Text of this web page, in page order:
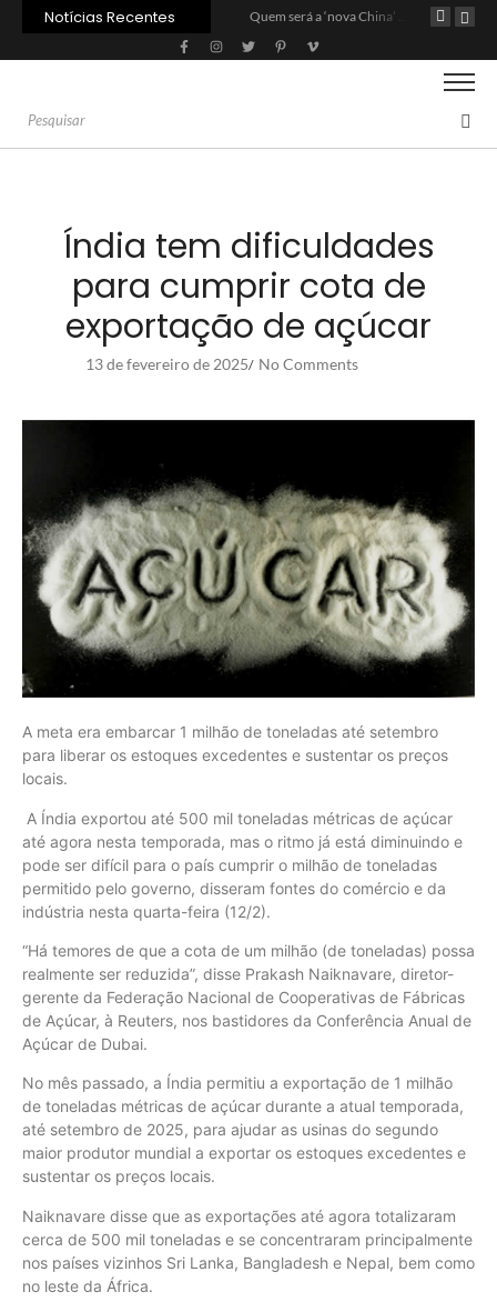
Notícias Recentes Quem será a ‘nova China’ do agro quando o apetite de Pequim acabar?
Índia tem dificuldades
para cumprir cota de
exportação de açúcar
13 de fevereiro de 2025/ No Comments
A meta era embarcar 1 milhão de toneladas até setembro
para liberar os estoques excedentes e sustentar os preços
locais.
A Índia exportou até 500 mil toneladas métricas de açúcar
até agora nesta temporada, mas o ritmo já está diminuindo e
pode ser difícil para o país cumprir o milhão de toneladas
permitido pelo governo, disseram fontes do comércio e da
indústria nesta quarta-feira (12/2).
“Há temores de que a cota de um milhão (de toneladas) possa
realmente ser reduzida”, disse Prakash Naiknavare, diretor-
gerente da Federação Nacional de Cooperativas de Fábricas
de Açúcar, à Reuters, nos bastidores da Conferência Anual de
Açúcar de Dubai.
No mês passado, a Índia permitiu a exportação de 1 milhão
de toneladas métricas de açúcar durante a atual temporada,
até setembro de 2025, para ajudar as usinas do segundo
maior produtor mundial a exportar os estoques excedentes e
sustentar os preços locais.
Naiknavare disse que as exportações até agora totalizaram
cerca de 500 mil toneladas e se concentraram principalmente
nos países vizinhos Sri Lanka, Bangladesh e Nepal, bem como
no leste da África.